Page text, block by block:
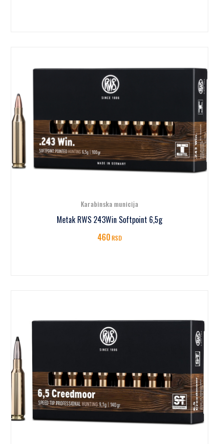
Karabinska municija
Metak RWS 243Win Softpoint 6,5g
460RSD